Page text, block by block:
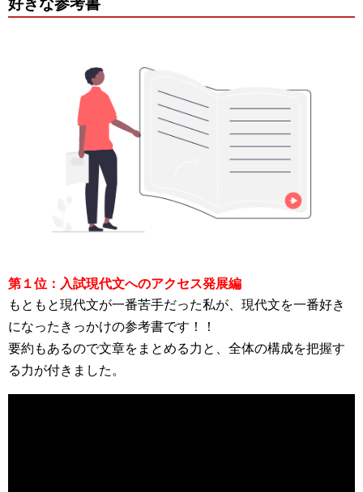
好きな参考書
第１位：入試現代文へのアクセス発展編
もともと現代文が一番苦手だった私が、現代文を一番好き
になったきっかけの参考書です！！
要約もあるので文章をまとめる力と、全体の構成を把握す
る力が付きました。